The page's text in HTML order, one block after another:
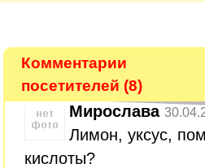
Комментарии
посетителей (8)
Мирослава
Лимон, уксус,
кислоты?